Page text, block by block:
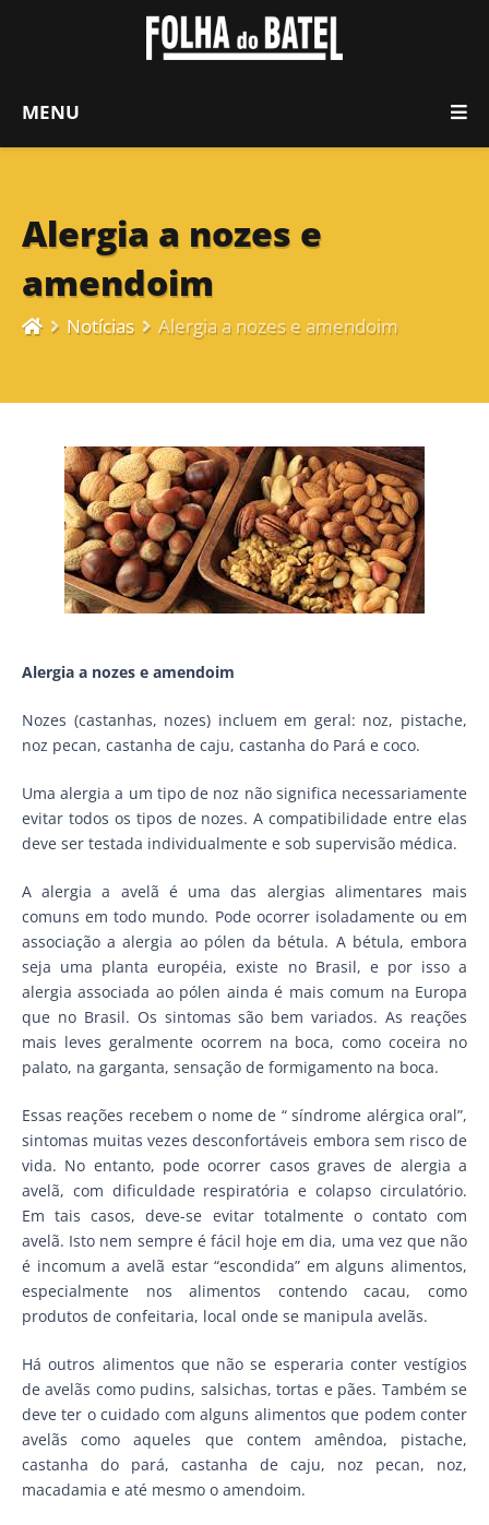
MENU
Alergia a nozes e
amendoim
Notícias Alergia a nozes e amendoim
Alergia a nozes e amendoim
Nozes (castanhas, nozes) incluem em geral: noz, pistache,
noz pecan, castanha de caju, castanha do Pará e coco.
Uma alergia a um tipo de noz não significa necessariamente
evitar todos os tipos de nozes. A compatibilidade entre elas
deve ser testada individualmente e sob supervisão médica.
A alergia a avelã é uma das alergias alimentares mais
comuns em todo mundo. Pode ocorrer isoladamente ou em
associação a alergia ao pólen da bétula. A bétula, embora
seja uma planta européia, existe no Brasil, e por isso a
alergia associada ao pólen ainda é mais comum na Europa
que no Brasil. Os sintomas são bem variados. As reações
mais leves geralmente ocorrem na boca, como coceira no
palato, na garganta, sensação de formigamento na boca.
Essas reações recebem o nome de “ síndrome alérgica oral”,
sintomas muitas vezes desconfortáveis embora sem risco de
vida. No entanto, pode ocorrer casos graves de alergia a
avelã, com dificuldade respiratória e colapso circulatório.
Em tais casos, deve-se evitar totalmente o contato com
avelã. Isto nem sempre é fácil hoje em dia, uma vez que não
é incomum a avelã estar “escondida” em alguns alimentos,
especialmente nos alimentos contendo cacau, como
produtos de confeitaria, local onde se manipula avelãs.
Há outros alimentos que não se esperaria conter vestígios
de avelãs como pudins, salsichas, tortas e pães. Também se
deve ter o cuidado com alguns alimentos que podem conter
avelãs como aqueles que contem amêndoa, pistache,
castanha do pará, castanha de caju, noz pecan, noz,
macadamia e até mesmo o amendoim.